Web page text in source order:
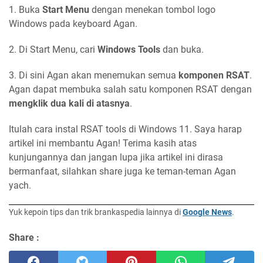
1. Buka Start Menu dengan menekan tombol logo
Windows pada keyboard Agan.
2. Di Start Menu, cari Windows Tools dan buka.
3. Di sini Agan akan menemukan semua komponen RSAT.
Agan dapat membuka salah satu komponen RSAT dengan
mengklik dua kali di atasnya.
Itulah cara instal RSAT tools di Windows 11. Saya harap
artikel ini membantu Agan! Terima kasih atas
kunjungannya dan jangan lupa jika artikel ini dirasa
bermanfaat, silahkan share juga ke teman-teman Agan
yach.
Yuk kepoin tips dan trik brankaspedia lainnya diGoogle News.
Share :